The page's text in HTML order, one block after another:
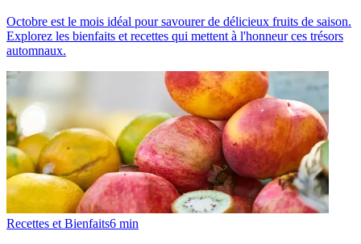
Octobre est le mois idéal pour savourer de délicieux fruits de saison.
Explorez les bienfaits et recettes qui mettent à l'honneur ces trésors
automnaux.
Recettes et Bienfaits6 min